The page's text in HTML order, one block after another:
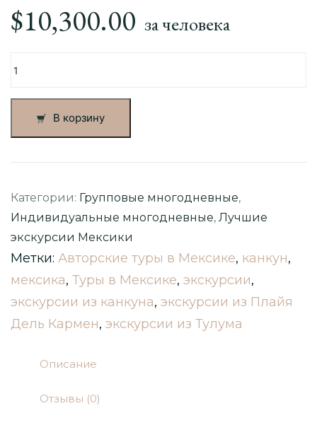
$10,300.00 за человека
товара
День
Мертвых
на
Юкатане
(Тур
2026)
В корзину
Категории: Групповые многодневные,
Индивидуальные многодневные, Лучшие
экскурсии Мексики
Метки: Авторские туры в Мексике, канкун,
мексика, Туры в Мексике, экскурсии,
экскурсии из канкуна, экскурсии из Плайя
Дель Кармен, экскурсии из Тулума
Описание
Отзывы (0)